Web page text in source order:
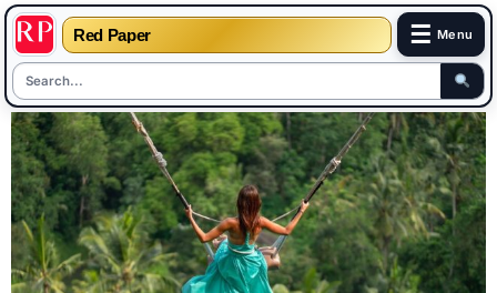
Red Paper ☰ Menu
Skip
to
content